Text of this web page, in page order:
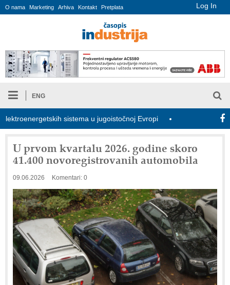
Log In
O nama Marketing Arhiva Kontakt Pretplata
ENG
sistema u jugoistočnoj Evropi COMBYPACK
U prvom kvartalu 2026. godine skoro
41.400 novoregistrovanih automobila
09.06.2026 Komentari: 0